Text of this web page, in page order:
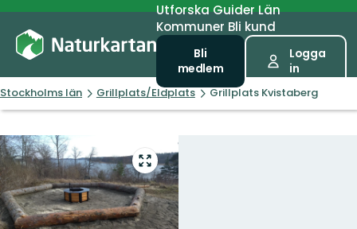
UtforskaGuiderLän
Kommuner Bli kund
Bli
medlem
Logga
in
Stockholms län Grillplats/Eldplats Grillplats Kvistaberg
Gå
till
helskärmsläge